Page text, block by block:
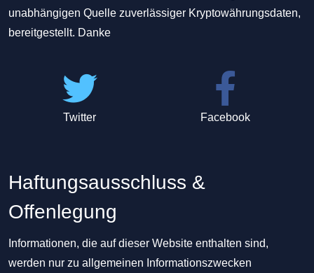
unabhängigen Quelle zuverlässiger Kryptowährungsdaten,
bereitgestellt. Danke
Twitter Facebook
Haftungsausschluss &
Offenlegung
Informationen, die auf dieser Website enthalten sind,
werden nur zu allgemeinen Informationszwecken